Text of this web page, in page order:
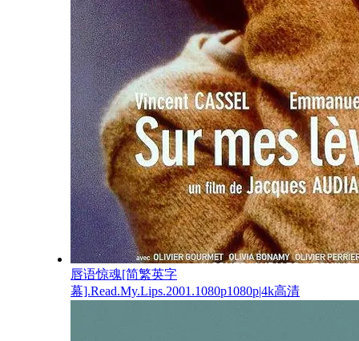
唇语惊魂[简繁英字
幕].Read.My.Lips.2001.1080p1080p|4k高清